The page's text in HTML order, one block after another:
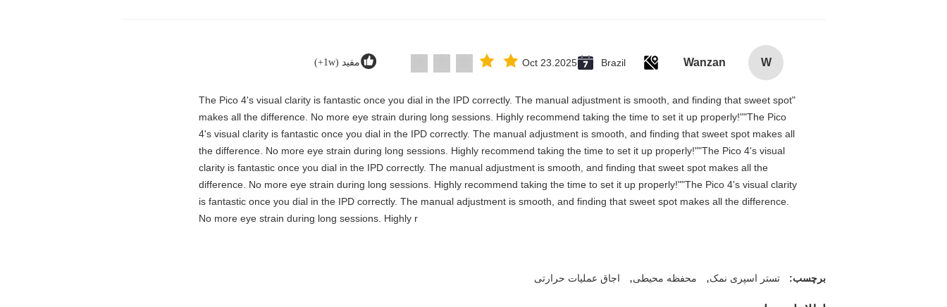
W
Wanzan
Brazil
Oct 23.2025 مفید (1w+)
"The Pico 4's visual clarity is fantastic once you dial in the IPD correctly. The manual adjustment is smooth, and finding that sweet spot
makes all the difference. No more eye strain during long sessions. Highly recommend taking the time to set it up properly!""The Pico
4's visual clarity is fantastic once you dial in the IPD correctly. The manual adjustment is smooth, and finding that sweet spot makes all
the difference. No more eye strain during long sessions. Highly recommend taking the time to set it up properly!""The Pico 4's visual
clarity is fantastic once you dial in the IPD correctly. The manual adjustment is smooth, and finding that sweet spot makes all the
difference. No more eye strain during long sessions. Highly recommend taking the time to set it up properly!""The Pico 4's visual clarity
is fantastic once you dial in the IPD correctly. The manual adjustment is smooth, and finding that sweet spot makes all the difference.
No more eye strain during long sessions. Highly r
برچسب: تستر اسپری نمک, محفظه محیطی, اجاق عملیات حرارتی